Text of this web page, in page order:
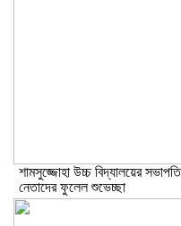
শামসুজ্জোহা উচ্চ বিদ্যালয়ের
নেতাদের ফুলেল শুভেচ্ছা